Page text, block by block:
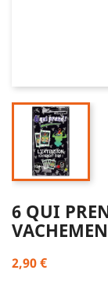
6 QUI
2,90 €